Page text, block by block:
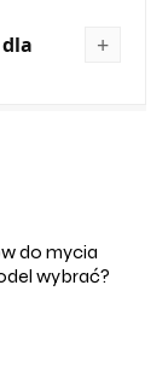
do mycia
wybrać?